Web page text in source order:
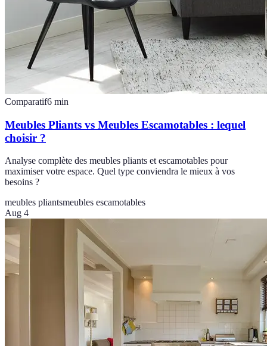
Comparatif6 min
Meubles Pliants vs Meubles Escamotables : lequel
choisir ?
Analyse complète des meubles pliants et escamotables pour
maximiser votre espace. Quel type conviendra le mieux à vos
besoins ?
meubles pliantsmeubles escamotables
Aug 4